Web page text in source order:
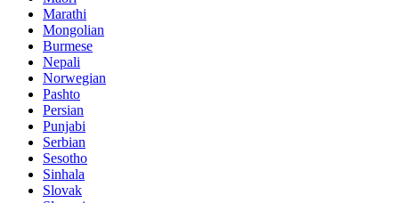
Marathi
Mongolian
Burmese
Nepali
Norwegian
Pashto
Persian
Punjabi
Serbian
Sesotho
Sinhala
Slovak